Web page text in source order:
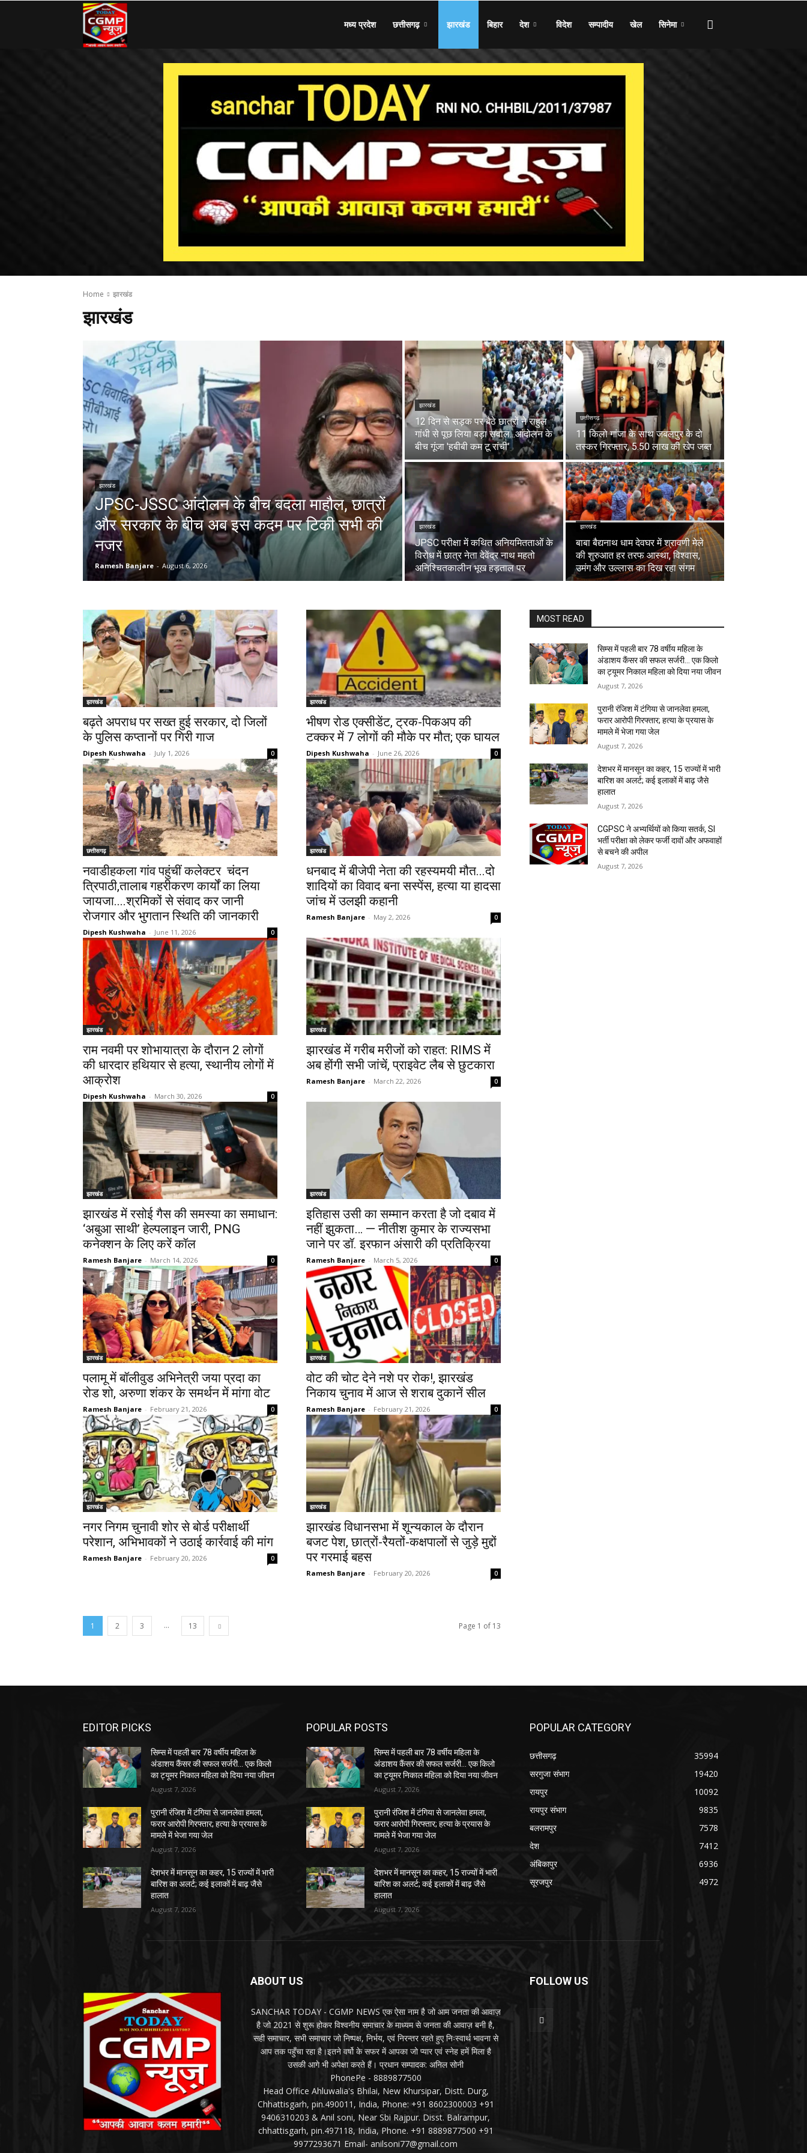
मध्य प्रदेश छत्तीसगढ़ झारखंड बिहार देश विदेश सम्पादीय खेल सिनेमा
Home झारखंड
झारखंड
झारखंड
JPSC-JSSC आंदोलन के बीच बदला माहौल, छात्रों
और सरकार के बीच अब इस कदम पर टिकी सभी की
नजर
Ramesh Banjare - August 6, 2026
झारखंड
12 दिन से सड़क पर बैठे छात्रों ने राहुल
गांधी से पूछ लिया बड़ा सवाल...आंदोलन के
बीच गूंजा 'हबीबी कम टू रांची'
छत्तीसगढ़
11 किलो गांजा के साथ जबलपुर के दो
तस्कर गिरफ्तार, 5.50 लाख की खेप जब्त
झारखंड
JPSC परीक्षा में कथित अनियमितताओं के
विरोध में छात्र नेता देवेंद्र नाथ महतो
अनिश्चितकालीन भूख हड़ताल पर
झारखंड
बाबा बैद्यनाथ धाम देवघर में श्रावणी मेले
की शुरुआत हर तरफ आस्था, विश्वास,
उमंग और उल्लास का दिख रहा संगम
झारखंड
बढ़ते अपराध पर सख्त हुई सरकार, दो जिलों
के पुलिस कप्तानों पर गिरी गाज
Dipesh Kushwaha - July 1, 2026 0
झारखंड
भीषण रोड एक्सीडेंट, ट्रक-पिकअप की
टक्कर में 7 लोगों की मौके पर मौत; एक घायल
Dipesh Kushwaha - June 26, 2026 0
छत्तीसगढ़
नवाडीहकला गांव पहुंचीं कलेक्टर चंदन
त्रिपाठी,तालाब गहरीकरण कार्यों का लिया
जायजा....श्रमिकों से संवाद कर जानी
रोजगार और भुगतान स्थिति की जानकारी
Dipesh Kushwaha - June 11, 2026 0
झारखंड
धनबाद में बीजेपी नेता की रहस्यमयी मौत...दो
शादियों का विवाद बना सस्पेंस, हत्या या हादसा
जांच में उलझी कहानी
Ramesh Banjare - May 2, 2026 0
झारखंड
राम नवमी पर शोभायात्रा के दौरान 2 लोगों
की धारदार हथियार से हत्या, स्थानीय लोगों में
आक्रोश
Dipesh Kushwaha - March 30, 2026 0
झारखंड
झारखंड में गरीब मरीजों को राहत: RIMS में
अब होंगी सभी जांचें, प्राइवेट लैब से छुटकारा
Ramesh Banjare - March 22, 2026 0
झारखंड
झारखंड में रसोई गैस की समस्या का समाधान:
‘अबुआ साथी’ हेल्पलाइन जारी, PNG
कनेक्शन के लिए करें कॉल
Ramesh Banjare - March 14, 2026 0
झारखंड
इतिहास उसी का सम्मान करता है जो दबाव में
नहीं झुकता… — नीतीश कुमार के राज्यसभा
जाने पर डॉ. इरफान अंसारी की प्रतिक्रिया
Ramesh Banjare - March 5, 2026 0
झारखंड
पलामू में बॉलीवुड अभिनेत्री जया प्रदा का
रोड शो, अरुणा शंकर के समर्थन में मांगा वोट
Ramesh Banjare - February 21, 2026 0
झारखंड
वोट की चोट देने नशे पर रोक!, झारखंड
निकाय चुनाव में आज से शराब दुकानें सील
Ramesh Banjare - February 21, 2026 0
झारखंड
नगर निगम चुनावी शोर से बोर्ड परीक्षार्थी
परेशान, अभिभावकों ने उठाई कार्रवाई की मांग
Ramesh Banjare - February 20, 2026 0
झारखंड
झारखंड विधानसभा में शून्यकाल के दौरान
बजट पेश, छात्रों-रैयतों-कक्षपालों से जुड़े मुद्दों
पर गरमाई बहस
Ramesh Banjare - February 20, 2026 0
1 2 3 ... 13 Page 1 of 13
MOST READ
सिम्स में पहली बार 78 वर्षीय महिला के
अंडाशय कैंसर की सफल सर्जरी... एक किलो
का ट्यूमर निकाल महिला को दिया नया जीवन
August 7, 2026
पुरानी रंजिश में टंगिया से जानलेवा हमला,
फरार आरोपी गिरफ्तार; हत्या के प्रयास के
मामले में भेजा गया जेल
August 7, 2026
देशभर में मानसून का कहर, 15 राज्यों में भारी
बारिश का अलर्ट; कई इलाकों में बाढ़ जैसे
हालात
August 7, 2026
CGPSC ने अभ्यर्थियों को किया सतर्क, SI
भर्ती परीक्षा को लेकर फर्जी दावों और अफवाहों
से बचने की अपील
August 7, 2026
EDITOR PICKS
सिम्स में पहली बार 78 वर्षीय महिला के
अंडाशय कैंसर की सफल सर्जरी... एक किलो
का ट्यूमर निकाल महिला को दिया नया जीवन
August 7, 2026
पुरानी रंजिश में टंगिया से जानलेवा हमला,
फरार आरोपी गिरफ्तार; हत्या के प्रयास के
मामले में भेजा गया जेल
August 7, 2026
देशभर में मानसून का कहर, 15 राज्यों में भारी
बारिश का अलर्ट; कई इलाकों में बाढ़ जैसे
हालात
August 7, 2026
POPULAR POSTS
सिम्स में पहली बार 78 वर्षीय महिला के
अंडाशय कैंसर की सफल सर्जरी... एक किलो
का ट्यूमर निकाल महिला को दिया नया जीवन
August 7, 2026
पुरानी रंजिश में टंगिया से जानलेवा हमला,
फरार आरोपी गिरफ्तार; हत्या के प्रयास के
मामले में भेजा गया जेल
August 7, 2026
देशभर में मानसून का कहर, 15 राज्यों में भारी
बारिश का अलर्ट; कई इलाकों में बाढ़ जैसे
हालात
August 7, 2026
POPULAR CATEGORY
छत्तीसगढ़
35994
सरगुजा संभाग
19420
रायपुर
10092
रायपुर संभाग
9835
बलरामपुर
7578
देश
7412
अंबिकापुर
6936
सूरजपुर
4972
ABOUT US
SANCHAR TODAY - CGMP NEWS एक ऐसा नाम है जो आम जनता की आवाज़
है जो 2021 से शुरू होकर विश्वनीय समाचार के माध्यम से जनता की आवाज़ बनी है,
सही समाचार, सभी समाचार जो निष्पक्ष, निर्भय, एवं निरन्तर रहते हुए निःस्वार्थ भावना से
आप तक पहुँचा रहा है।इतने वर्षो के सफर में आपका जो प्यार एवं स्नेह हमें मिला है
उसकी आगे भी अपेक्षा करते हैं। प्रधान सम्पादक: अनिल सोनी
PhonePe - 8889877500
Head Office Ahluwalia's Bhilai, New Khursipar, Distt. Durg,
Chhattisgarh, pin.490011, India, Phone: +91 8602300003 +91
9406310203 & Anil soni, Near Sbi Rajpur. Disst. Balrampur,
chhattisgarh, pin.497118, India, Phone. +91 8889877500 +91
9977293671 Email- anilsoni77@gmail.com
FOLLOW US